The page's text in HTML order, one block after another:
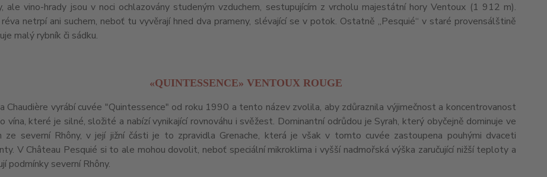
ale vino-hrady jsou v noci ochlazovány studeným vzduchem, sestupujícím z vrcholu majestátní hory Ventoux (1 912 m).
réva netrpí ani suchem, neboť tu vyvěrají hned dva prameny, slévající se v potok. Ostatně „Pesquié“ v staré provensálštině
malý rybník či sádku.
«QUINTESSENCE» VENTOUX ROUGE
Chaudière vyrábí cuvée "Quintessence" od roku 1990 a tento název zvolila, aby zdůraznila výjimečnost a koncentrovanost
vína, které je silné, složité a nabízí vynikající rovnováhu i svěžest. Dominantní odrůdou je Syrah, který obyčejně dominuje ve
ze severní Rhôny, v její jižní části je to zpravidla Grenache, která je však v tomto cuvée zastoupena pouhými dvaceti
V Château Pesquié si to ale mohou dovolit, neboť speciální mikroklima i vyšší nadmořská výška zaručující nižší teploty a
podmínky severní Rhôny.